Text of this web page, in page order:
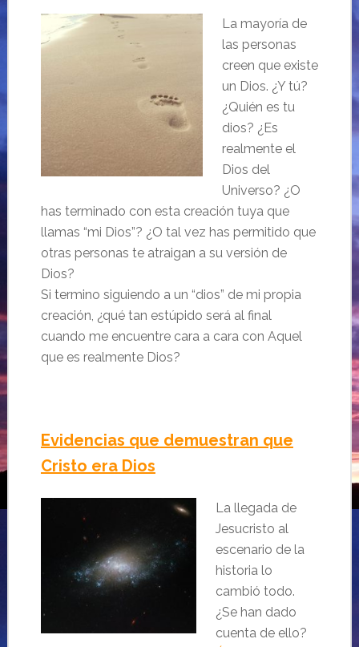
La mayoría de
las personas
creen que existe
un Dios. ¿Y tú?
¿Quién es tu
dios? ¿Es
realmente el
Dios del
Universo? ¿O
has terminado con esta creación tuya que
llamas “mi Dios”? ¿O tal vez has permitido que
otras personas te atraigan a su versión de
Dios?
Si termino siguiendo a un “dios” de mi propia
creación, ¿qué tan estúpido será al final
cuando me encuentre cara a cara con Aquel
que es realmente Dios?
Evidencias que demuestran que
Cristo era Dios
La llegada de
Jesucristo al
escenario de la
historia lo
cambió todo.
¿Se han dado
cuenta de ello?